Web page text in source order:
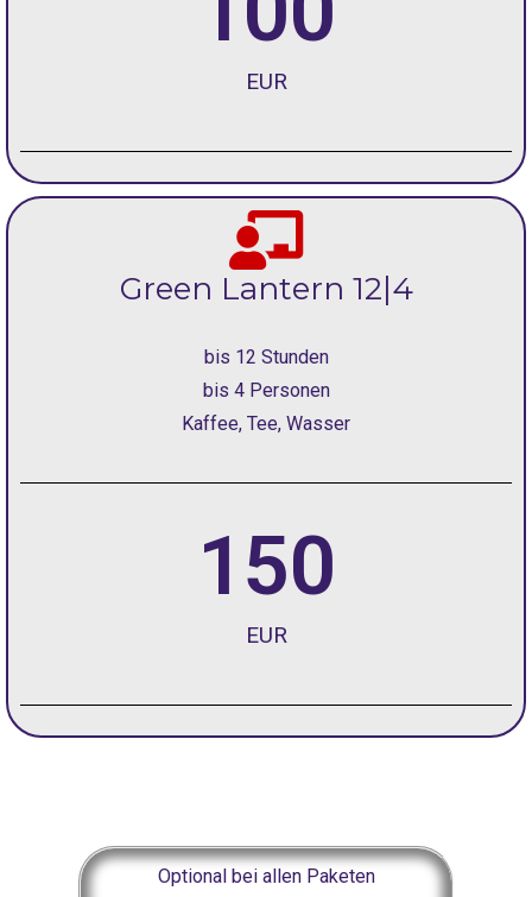
EUR
Green Lantern 12|4
bis 12 Stunden
bis 4 Personen
Kaffee, Tee, Wasser
EUR
150
Optional bei allen Paketen